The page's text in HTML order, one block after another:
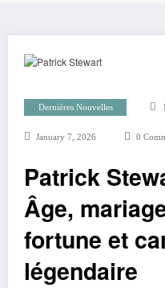
Dernières Nouvelles
January 7, 2026 0
Patrick
Âge,
fortune et
légendaire